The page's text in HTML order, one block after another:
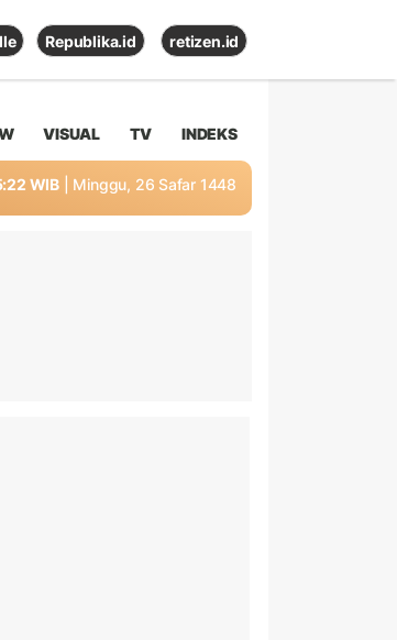
Republika.id retizen.id
VISUAL TV INDEKS
WIB | Minggu, 26 Safar 1448